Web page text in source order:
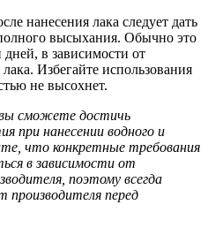
нанесения лака следует дать
высыхания. Обычно это
дней, в зависимости от
Избегайте использования
не высохнет.
сможете достичь
при нанесении водного и
что конкретные требования
в зависимости от
поэтому всегда
производителя перед